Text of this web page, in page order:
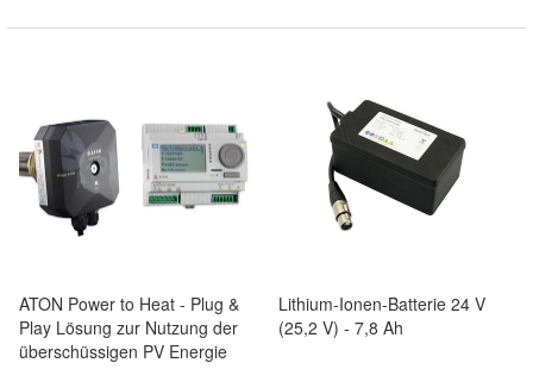
ATON Power to Heat - Plug &
Play Lösung zur Nutzung der
überschüssigen PV Energie
Lithium-Ionen-Batterie 24 V
(25,2 V) - 7,8 Ah